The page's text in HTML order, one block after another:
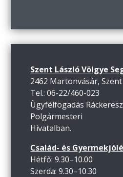
Szent László Völgye
2462 Martonvásár,
Tel.: 06-22/460-023
Ügyfélfogadás
Polgármesteri
Hivatalban.
Család- és
Hétfő: 9.30–10.00
Szerda: 9.30–10.30